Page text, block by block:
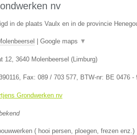
nv
in de plaats Vaulx en in de provincie
Google maps ▼
12, 3640 Molenbeersel (Limburg)
, Fax: 089 / 703 577, BTW-nr: BE 0476 -
Grondwerken nv
( hooi persen, ploegen, frezen enz.)